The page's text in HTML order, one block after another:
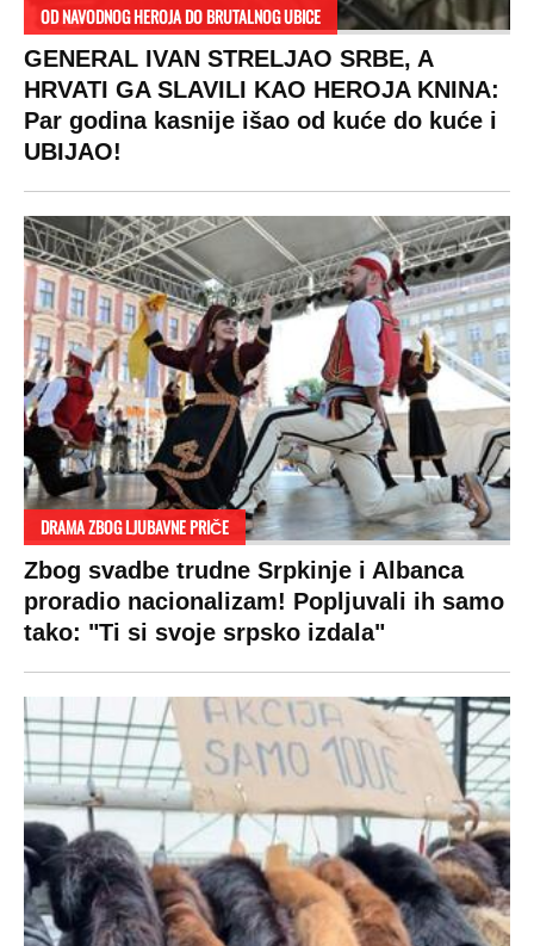
OD NAVODNOG HEROJA DO BRUTALNOG UBICE
GENERAL IVAN STRELJAO SRBE, A
HRVATI GA SLAVILI KAO HEROJA KNINA:
Par godina kasnije išao od kuće do kuće i
UBIJAO!
DRAMA ZBOG LJUBAVNE PRIČE
Zbog svadbe trudne Srpkinje i Albanca
proradio nacionalizam! Popljuvali ih samo
tako: "Ti si svoje srpsko izdala"